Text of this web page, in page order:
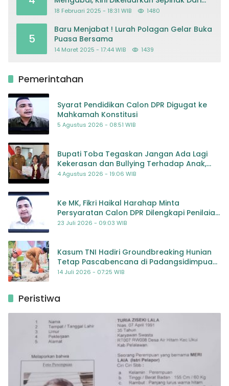
Dapodik
18 Februari 2025 - 18:31 WIB 1480
5
Baru Menjabat ! Lurah Polagan Gelar Buka
Puasa Bersama
14 Maret 2025 - 17:44 WIB 1439
Pemerintahan
Syarat Pendidikan Calon DPR Digugat ke
Mahkamah Konstitusi
5 Agustus 2026 - 08:51 WIB
Bupati Toba Tegaskan Jangan Ada Lagi
Kekerasan dan Bullying Terhadap Anak,
Dorong Kolaborasi Seluruh Pihak
4 Agustus 2026 - 19:06 WIB
Ke MK, Fikri Haikal Harahap Minta
Persyaratan Calon DPR Dilengkapi Penilaian
Kompetensi
23 Juli 2026 - 09:03 WIB
Kasum TNI Hadiri Groundbreaking Hunian
Tetap Pascabencana di Padangsidimpuan,
Harapan Baru bagi Penyintas
14 Juli 2026 - 07:25 WIB
Peristiwa